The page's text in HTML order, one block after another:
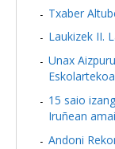
Txaber
Laukizek II.
Unax
Eskolartekoa
15 saio
Iruñean
Andoni